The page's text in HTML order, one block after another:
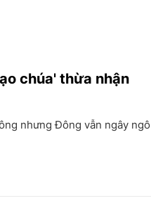
chúa' thừa nhận
nhưng Đông vẫn ngây ngô